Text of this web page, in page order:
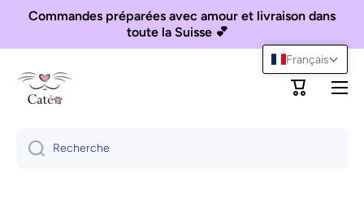
Ignorer et passer au contenu
Commandes préparées avec amour et livraison dans
toute la Suisse 💕
Panier
Recherche
Français